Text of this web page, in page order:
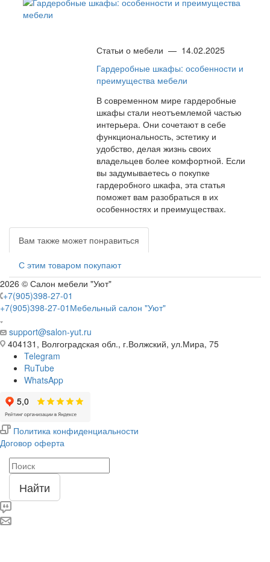
Статьи о мебели — 14.02.2025
Гардеробные шкафы: особенности и
преимущества мебели
В современном мире гардеробные
шкафы стали неотъемлемой частью
интерьера. Они сочетают в себе
функциональность, эстетику и
удобство, делая жизнь своих
владельцев более комфортной. Если
вы задумываетесь о покупке
гардеробного шкафа, эта статья
поможет вам разобраться в их
особенностях и преимуществах.
Вам также может понравиться
С этим товаром покупают
2026 © Салон мебели "Уют"
+7(905)398-27-01
+7(905)398-27-01 Мебельный салон "Уют"
support@salon-yut.ru
404131, Волгоградская обл., г.Волжский, ул.Мира, 75
Telegram
RuTube
WhatsApp
Политика конфиденциальности
Договор оферта
Найти